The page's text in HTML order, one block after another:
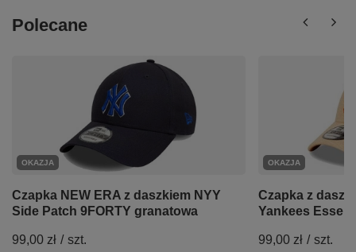
Polecane
OKAZJA
Czapka NEW ERA z daszkiem NYY
Side Patch 9FORTY granatowa
99,00 zł / szt.
OKAZJA
Czapka z
Yankees
99,00 zł / szt.